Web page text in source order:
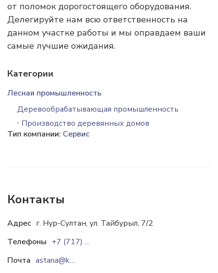
от поломок дорогостоящего оборудования.
Делегируйте нам всю ответственность на
данном участке работы и мы оправдаем ваши
самые лучшие ожидания.
Категории
Лесная промышленность
Деревообрабатывающая промышленность
Производство деревянных домов
Тип компании: Сервис
Контакты
Адрес г. Нур-Султан, ул. Тайбурыл, 7/2
Телефоны
+7 (717) 269-62-95
Почта
astana@kromvel.kz